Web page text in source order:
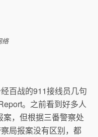
络
百战的911接线员几句
。 之前看到好多人
， 但根据三番警察处
局报案没有区别，都